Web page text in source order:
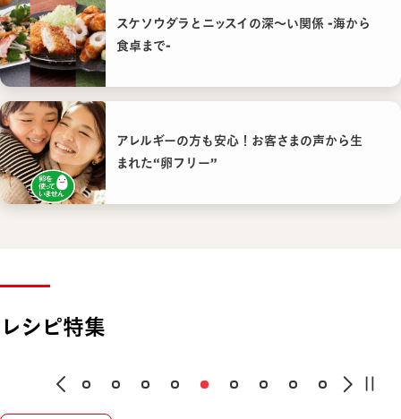
スケソウダラとニッスイの深〜い関係 -海から
食卓まで-
アレルギーの方も安心！お客さまの声から生
まれた“卵フリー”
レシピ特集